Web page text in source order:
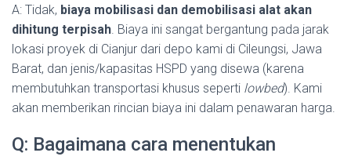
A: Tidak, biaya mobilisasi dan demobilisasi alat akan
dihitung terpisah. Biaya ini sangat bergantung pada jarak
lokasi proyek di Cianjur dari depo kami di Cileungsi, Jawa
Barat, dan jenis/kapasitas HSPD yang disewa (karena
membutuhkan transportasi khusus seperti lowbed). Kami
akan memberikan rincian biaya ini dalam penawaran harga.
Q: Bagaimana cara menentukan